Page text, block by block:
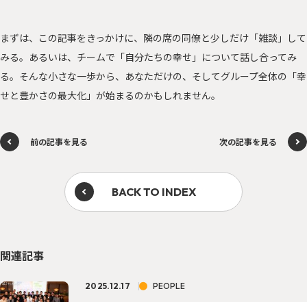
まずは、この記事をきっかけに、隣の席の同僚と少しだけ「雑談」して
みる。あるいは、チームで「自分たちの幸せ」について話し合ってみ
る。そんな小さな一歩から、あなただけの、そしてグループ全体の「幸
せと豊かさの最大化」が始まるのかもしれません。
前の記事を見る
BACK TO INDEX
次の記事を見る
関連記事
2025.12.17 PEOPLE